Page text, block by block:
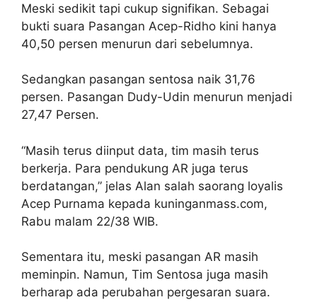
Meski sedikit tapi cukup signifikan. Sebagai
bukti suara Pasangan Acep-Ridho kini hanya
40,50 persen menurun dari sebelumnya.
Sedangkan pasangan sentosa naik 31,76
persen. Pasangan Dudy-Udin menurun menjadi
27,47 Persen.
“Masih terus diinput data, tim masih terus
berkerja. Para pendukung AR juga terus
berdatangan,” jelas Alan salah saorang loyalis
Acep Purnama kepada kuninganmass.com,
Rabu malam 22/38 WIB.
Sementara itu, meski pasangan AR masih
meminpin. Namun, Tim Sentosa juga masih
berharap ada perubahan pergesaran suara.